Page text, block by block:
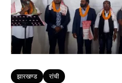
Tags
झारखण्ड रांची